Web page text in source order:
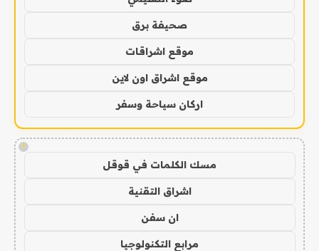
صحيفة برق
موقع اشراقات
موقع اشراق اون لاين
اركان سياحة وسفر
!
مسك الكلمات في قوقل
اشراق التقنية
ان سفن
مرابع التكنولوجيا